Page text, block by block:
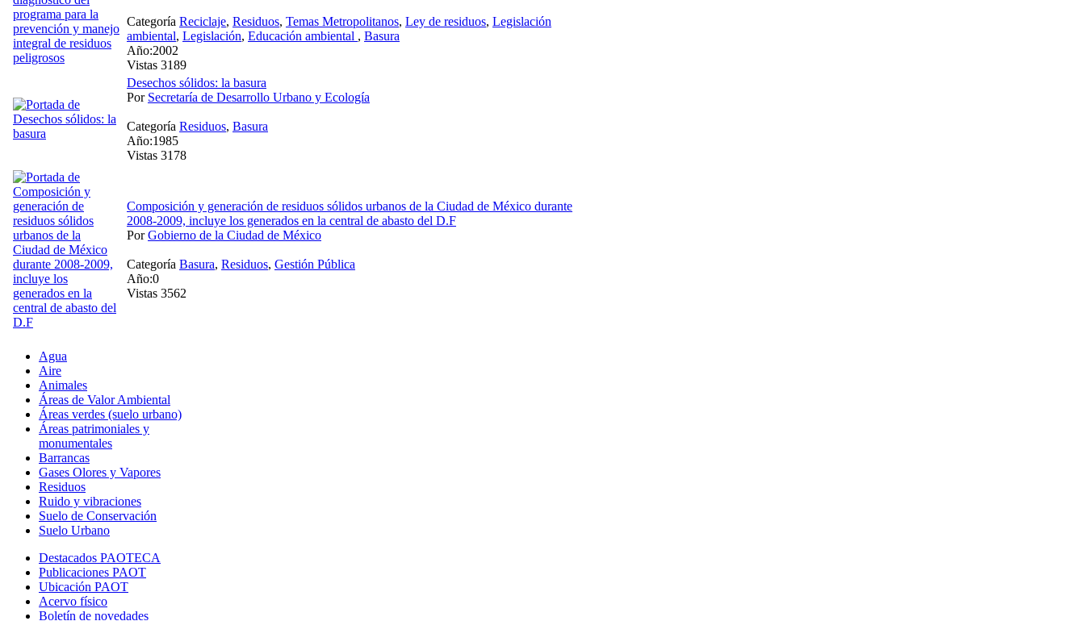
Categoría Reciclaje, Residuos, Temas Metropolitanos, Ley de residuos, Legislación
ambiental, Legislación, Educación ambiental , Basura
Año:2002
Vistas 3189
Desechos sólidos: la basura
Por Secretaría de Desarrollo Urbano y Ecología
Categoría Residuos, Basura
Año:1985
Vistas 3178
Composición y generación de residuos sólidos urbanos de la Ciudad de México durante
2008-2009, incluye los generados en la central de abasto del D.F
PorGobierno de la Ciudad de México
Categoría Basura, Residuos, Gestión Pública
Año:0
Vistas 3562
Agua
Aire
Animales
Áreas de Valor Ambiental
Áreas verdes (suelo urbano)
Áreas patrimoniales y
monumentales
Barrancas
Gases Olores y Vapores
Residuos
Ruido y vibraciones
Suelo de Conservación
Suelo Urbano
Destacados PAOTECA
Publicaciones PAOT
Ubicación PAOT
Acervo físico
Boletín de novedades